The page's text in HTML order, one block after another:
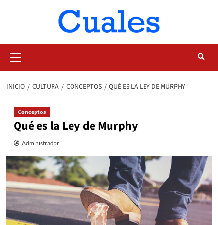
primario
INICIO CULTURA CONCEPTOS QUÉ ES LA LEY DE MURPHY
Conceptos
Qué es la Ley de Murphy
Administrador